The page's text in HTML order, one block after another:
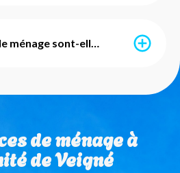
de vos prestations. Ce
par l'URSSAF et notre agence
Service Universels (CESU)
de ménage à domicile.
Vos prestations de ménage sont-elles avec ou sans engagement ?
Que vous ayez besoin
ou régulier, vous restez libre de
interventions sur simple
de Joué-lès-Tours.
de ménage à
de Veigné